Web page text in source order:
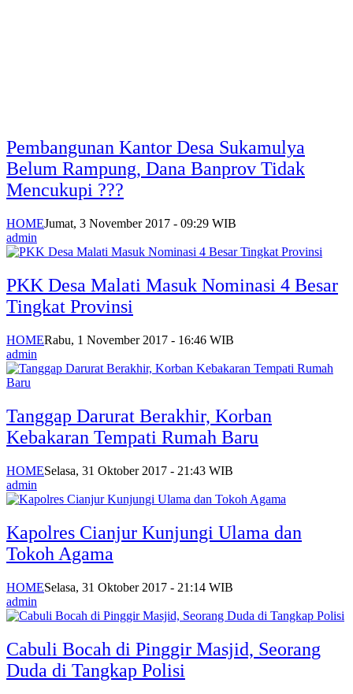
Pembangunan Kantor Desa Sukamulya
Belum Rampung, Dana Banprov Tidak
Mencukupi ???
HOMEJumat, 3 November 2017 - 09:29 WIB
admin
PKK Desa Malati Masuk Nominasi 4 Besar
Tingkat Provinsi
HOMERabu, 1 November 2017 - 16:46 WIB
admin
Tanggap Darurat Berakhir, Korban
Kebakaran Tempati Rumah Baru
HOMESelasa, 31 Oktober 2017 - 21:43 WIB
admin
MetroMediaNews.co
Kapolres Cianjur Kunjungi Ulama dan
Tokoh Agama
HOMESelasa, 31 Oktober 2017 - 21:14 WIB
admin
Cabuli Bocah di Pinggir Masjid, Seorang
Duda di Tangkap Polisi